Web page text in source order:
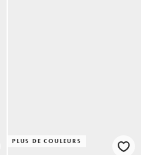
PLUS DE COULEURS